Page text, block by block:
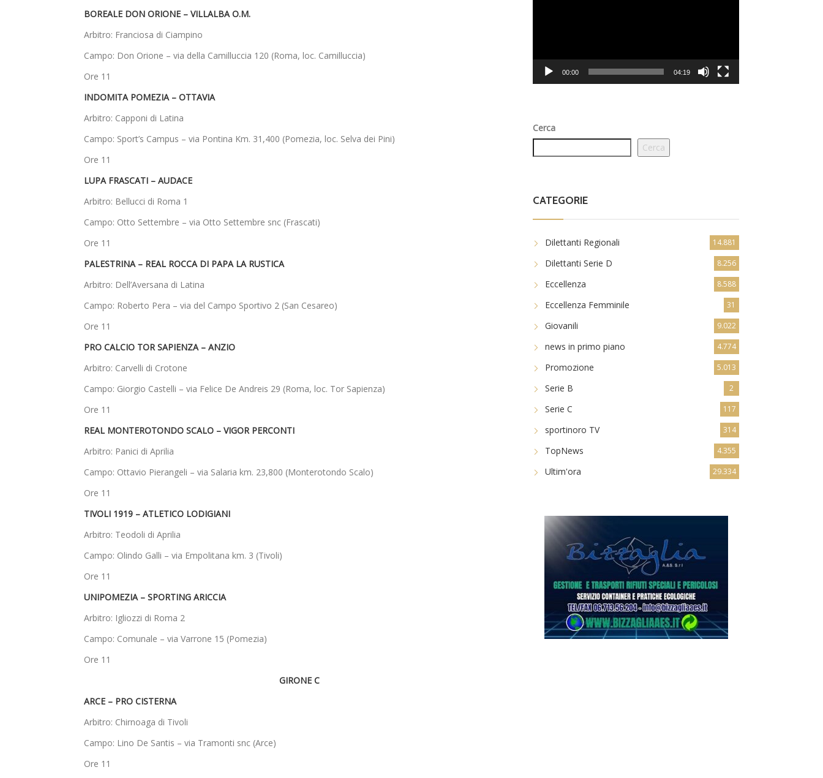
BOREALE DON ORIONE – VILLALBA O.M.
Arbitro: Franciosa di Ciampino
Campo: Don Orione – via della Camilluccia 120 (Roma, loc. Camilluccia)
Ore 11
INDOMITA POMEZIA – OTTAVIA
Arbitro: Capponi di Latina
Campo: Sport’s Campus – via Pontina Km. 31,400 (Pomezia, loc. Selva dei Pini)
Ore 11
LUPA FRASCATI – AUDACE
Arbitro: Bellucci di Roma 1
Campo: Otto Settembre – via Otto Settembre snc (Frascati)
Ore 11
PALESTRINA – REAL ROCCA DI PAPA LA RUSTICA
Arbitro: Dell’Aversana di Latina
Campo: Roberto Pera – via del Campo Sportivo 2 (San Cesareo)
Ore 11
PRO CALCIO TOR SAPIENZA – ANZIO
Arbitro: Carvelli di Crotone
Campo: Giorgio Castelli – via Felice De Andreis 29 (Roma, loc. Tor Sapienza)
Ore 11
REAL MONTEROTONDO SCALO – VIGOR PERCONTI
Arbitro: Panici di Aprilia
Campo: Ottavio Pierangeli – via Salaria km. 23,800 (Monterotondo Scalo)
Ore 11
TIVOLI 1919 – ATLETICO LODIGIANI
Arbitro: Teodoli di Aprilia
Campo: Olindo Galli – via Empolitana km. 3 (Tivoli)
Ore 11
UNIPOMEZIA – SPORTING ARICCIA
Arbitro: Igliozzi di Roma 2
Campo: Comunale – via Varrone 15 (Pomezia)
Ore 11
GIRONE C
ARCE – PRO CISTERNA
Arbitro: Chirnoaga di Tivoli
Campo: Lino De Santis – via Tramonti snc (Arce)
Ore 11
00:00 04:19
Cerca
Cerca
CATEGORIE
Dilettanti Regionali 14.881
Dilettanti Serie D 8.256
Eccellenza 8.588
Eccellenza Femminile 31
Giovanili 9.022
news in primo piano 4.774
Promozione 5.013
Serie B 2
Serie C 117
sportinoro TV 314
TopNews 4.355
Ultim'ora 29.334